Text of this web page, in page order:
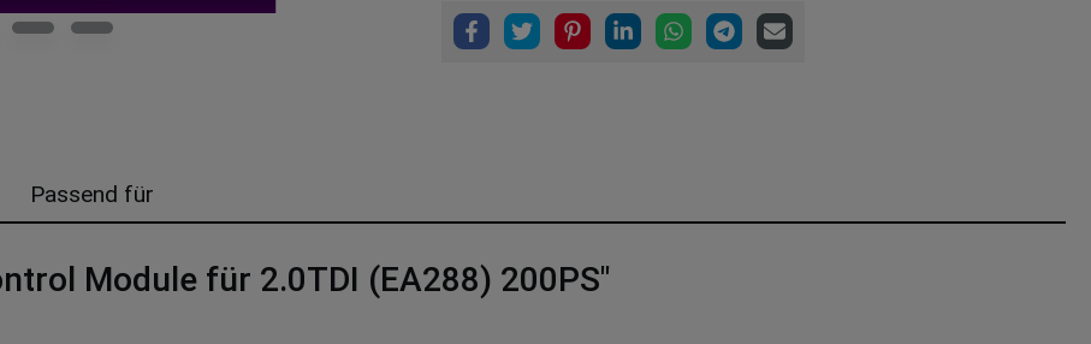
Passend für
Module für 2.0TDI (EA288) 200PS"